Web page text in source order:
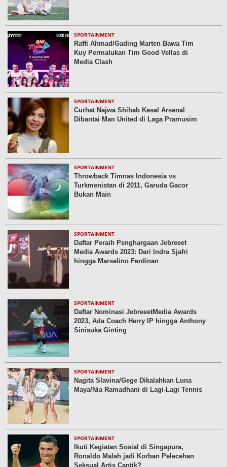
SPORTAINMENT
Raffi Ahmad/Gading Marten Bawa Tim
Kuy Permalukan Tim Good Vellas di
Media Clash
SPORTAINMENT
Curhat Najwa Shihab Kesal Arsenal
Dibantai Man United di Laga Pramusim
SPORTAINMENT
Throwback Timnas Indonesia vs
Turkmenistan di 2011, Garuda Gacor
Bukan Main
SPORTAINMENT
Daftar Peraih Penghargaan Jebreeet
Media Awards 2023: Dari Indra Sjafri
hingga Marselino Ferdinan
SPORTAINMENT
Daftar Nominasi JebreeetMedia Awards
2023, Ada Coach Herry IP hingga Anthony
Sinisuka Ginting
SPORTAINMENT
Nagita Slavina/Gege Dikalahkan Luna
Maya/Nia Ramadhani di Lagi-Lagi Tennis
SPORTAINMENT
Ikuti Kegiatan Sosial di Singapura,
Ronaldo Malah jadi Korban Pelecehan
Seksual Artis Cantik?